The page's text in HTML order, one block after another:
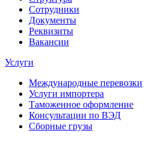
Сотрудники
Документы
Реквизиты
Вакансии
Услуги
Международные перевозки
Услуги импортера
Таможенное оформление
Консультации по ВЭД
Сборные грузы